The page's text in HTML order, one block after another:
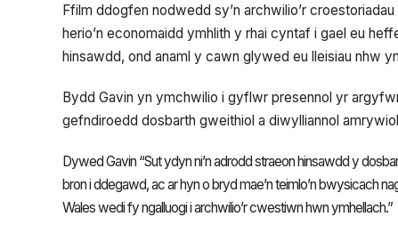
Ffilm ddogfen nodwedd sy’n archwilio’r
herio’n economaidd ymhlith y rhai cyntaf i gael eu
hinsawdd, ond anaml y cawn glywed eu lleisiau nhw
Bydd Gavin yn ymchwilio i gyflwr presennol yr
gefndiroedd dosbarth gweithiol a diwylliannol
Dywed Gavin “Sut ydyn ni’n adrodd straeon hinsawdd y
bron i ddegawd, ac ar hyn o bryd mae’n teimlo’n bwysicach
Wales wedi fy ngalluogi i archwilio’r cwestiwn hwn ymhellach.”